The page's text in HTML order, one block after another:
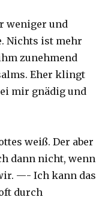
weniger und
Nichts ist mehr
zunehmend
Eher klingt
mir gnädig und
weiß. Der aber
dann nicht, wenn
—- Ich kann das
durch